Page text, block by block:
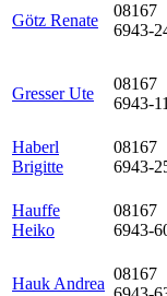
Götz Renate
08167
6943-
Gresser Ute
08167
6943-11
Haberl
Brigitte
08167
6943-
Hauffe
Heiko
08167
6943-
Hauk Andrea
08167